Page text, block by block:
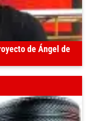
de Ángel de